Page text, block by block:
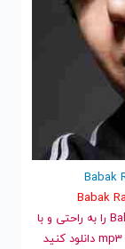
و قدیمی بابک رهنما | Babak Rahnama را به راحتی و با